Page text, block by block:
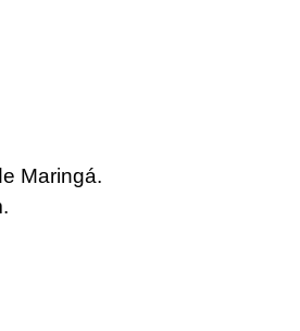
Maringá.